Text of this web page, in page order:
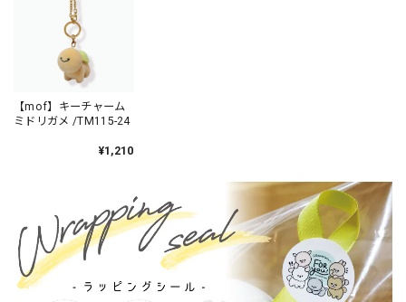
【mof】キーチャーム
ミドリガメ /TM115-24
¥1,210